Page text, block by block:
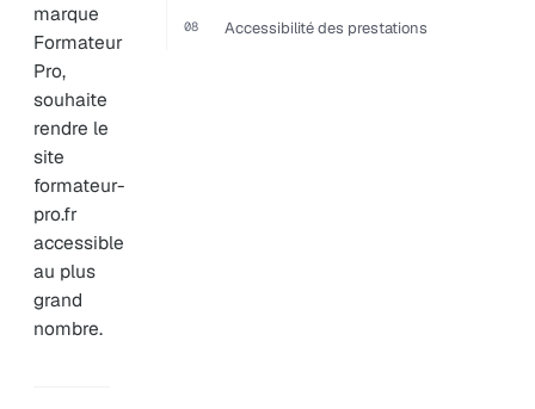
marque
Formateur
Pro,
souhaite
rendre le
site
formateur-
pro.fr
accessible
au plus
grand
nombre.
08 Accessibilité des prestations